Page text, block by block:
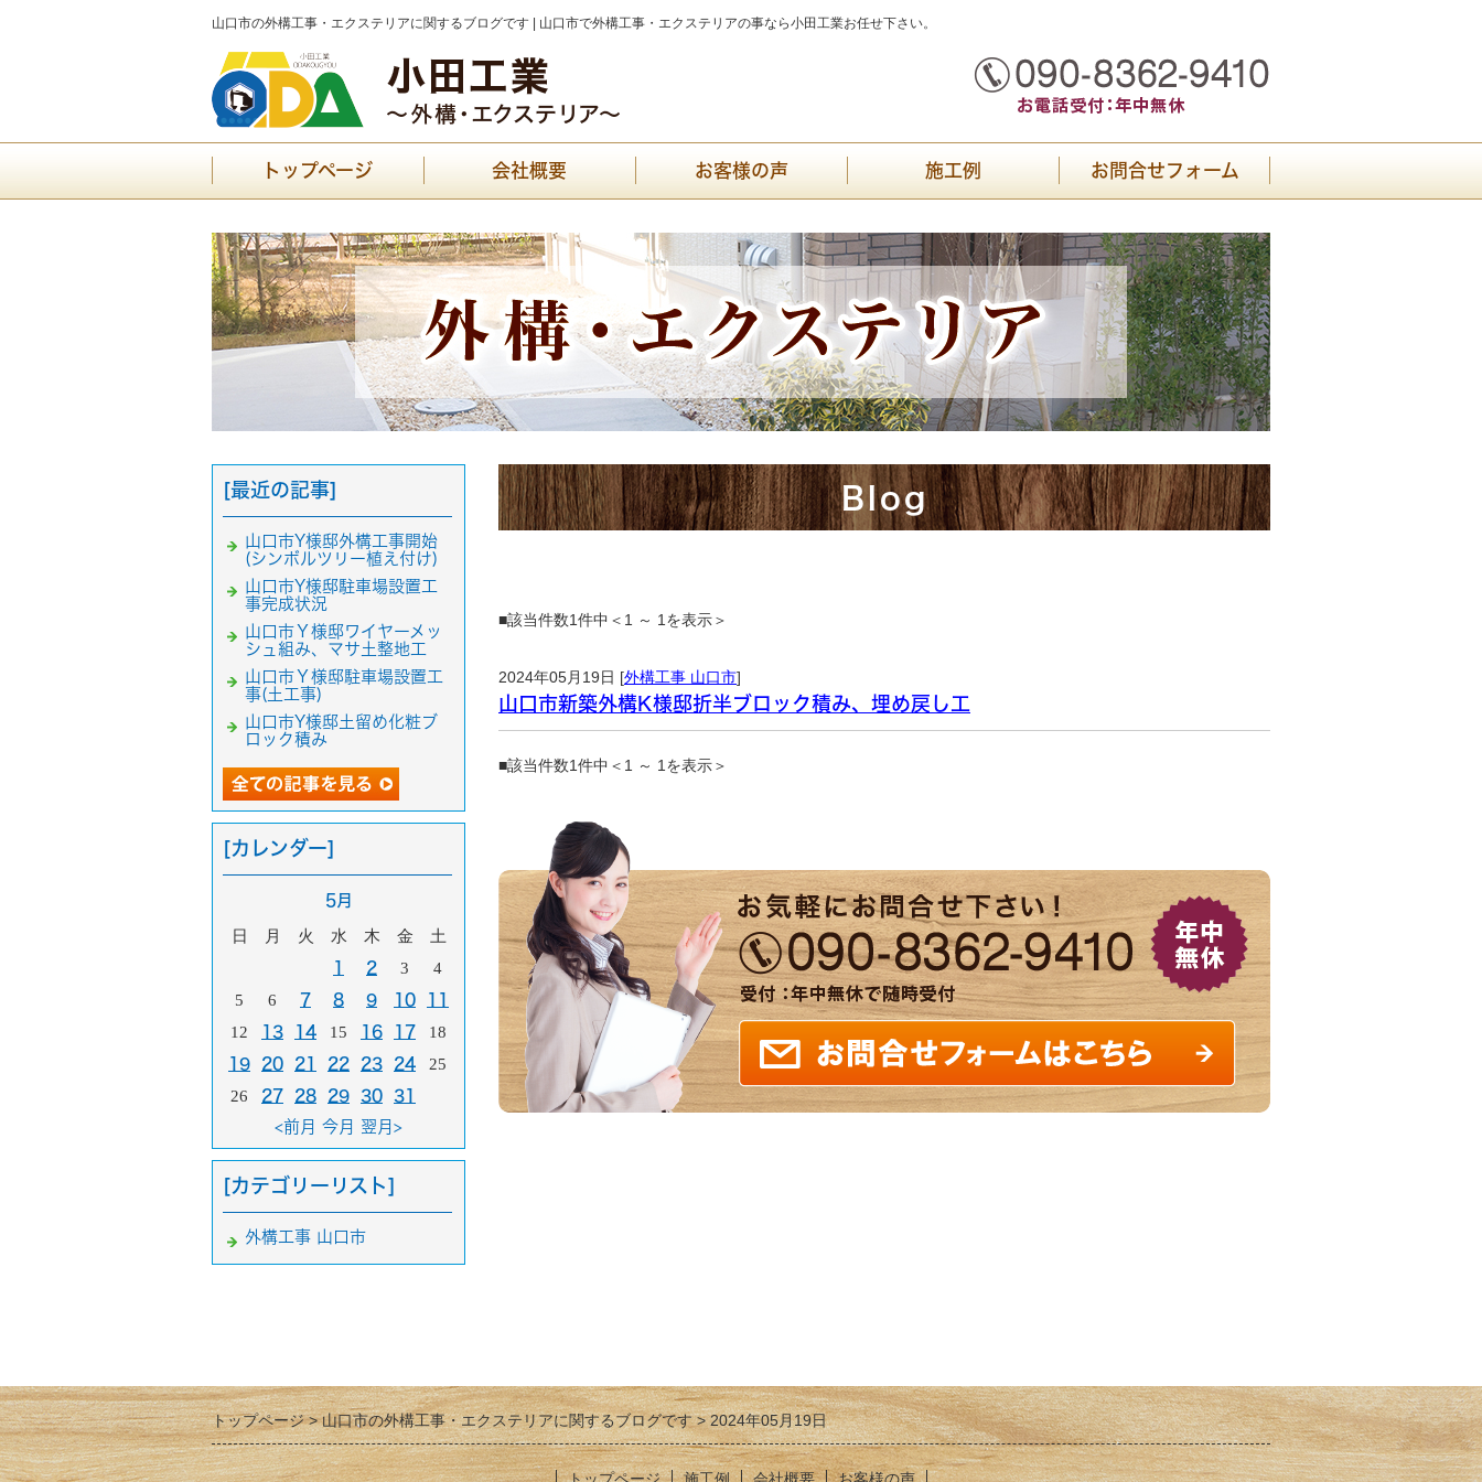
山口市の外構工事・エクステリアに関するブログです | 山口市で外構工事・エクステリアの事なら小田工業お任せ下さい。
トップページ 会社概要 お客様の声 施工例 お問合せフォーム
Blog
■該当件数1件中＜1 ～ 1を表示＞
2024年05月19日 [外構工事 山口市]
山口市新築外構K様邸折半ブロック積み、埋め戻し工
■該当件数1件中＜1 ～ 1を表示＞
[最近の記事]
山口市Y様邸外構工事開始
(シンボルツリー植え付け)
山口市Y様邸駐車場設置工
事完成状況
山口市Ｙ様邸ワイヤーメッ
シュ組み、マサ土整地工
山口市Ｙ様邸駐車場設置工
事(土工事)
山口市Y様邸土留め化粧ブ
ロック積み
[カレンダー]
5月
日 月 火 水 木 金 土
1 2 3
4
5
6 7 8 9 10 11
12 13 14 15 16 17 18
19 20 21 22 23 24
25
26
27 28 29 30
31
<前月 今月 翌月>
[カテゴリーリスト]
外構工事 山口市
トップページ 山口市の外構工事・エクステリアに関するブログです 2024年05月19日